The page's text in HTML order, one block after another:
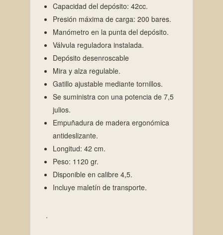
Capacidad del depósito: 42cc.
Presión máxima de carga: 200 bares.
Manómetro en la punta del depósito.
Válvula reguladora instalada.
Depósito desenroscable
Mira y alza regulable.
Gatillo ajustable mediante tornillos.
Se suministra con una potencia de 7,5
julios.
Empuñadura de madera ergonómica
antideslizante.
Longitud: 42 cm.
Peso: 1120 gr.
Disponible en calibre 4,5.
Incluye maletín de transporte.
.